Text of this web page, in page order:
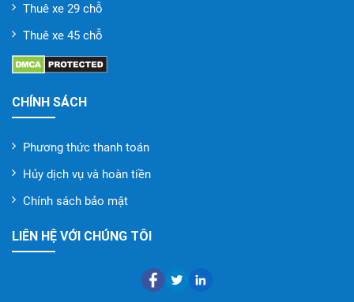
Thuê xe 29 chỗ
Thuê xe 45 chỗ
CHÍNH SÁCH
Phương thức thanh toán
Hủy dịch vụ và hoàn tiền
Chính sách bảo mật
LIÊN HỆ VỚI CHÚNG TÔI